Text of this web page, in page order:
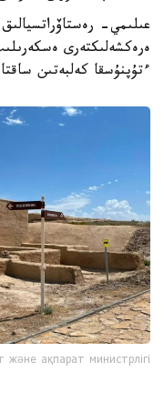
عىلىمي-
ەرەكشەلىكتەرى
ءتۇپنۇسقا كەلبەتىن
ақпарат министрлігі